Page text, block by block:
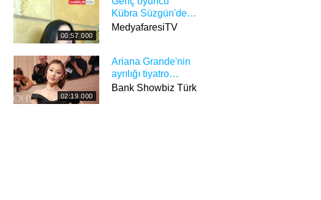
00:57.000
Kübra Süzgün'den
Erdoğan'a çağrı:
MedyafaresiTV
02:19.000
Ariana Grande'nin
ayrılığı tiyatro
yöneticilerini 'çok
Bank Showbiz Türk